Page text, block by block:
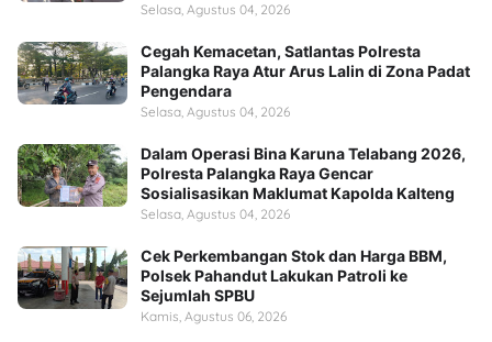
Selasa, Agustus 04, 2026
Cegah Kemacetan, Satlantas Polresta
Palangka Raya Atur Arus Lalin di Zona Padat
Pengendara
Selasa, Agustus 04, 2026
Dalam Operasi Bina Karuna Telabang 2026,
Polresta Palangka Raya Gencar
Sosialisasikan Maklumat Kapolda Kalteng
Selasa, Agustus 04, 2026
Cek Perkembangan Stok dan Harga BBM,
Polsek Pahandut Lakukan Patroli ke
Sejumlah SPBU
Kamis, Agustus 06, 2026